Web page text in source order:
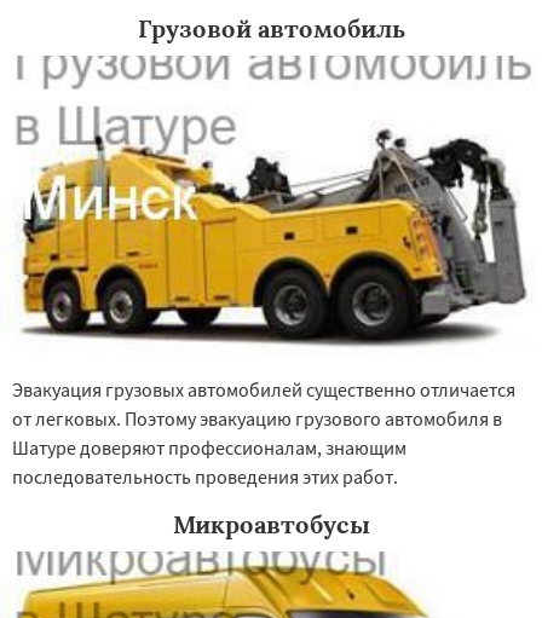
Электрогорск
Электроугли Яхрома Андреево
Белоомут
Большие Вяземы
Быково
Восход Деденево Жилево
Запрудная Заречье
Зеленоградск
Измайлово Икша Ильинский Красково
Лесной Лесной Городок Лопатино
Лотошино
Малаховка Менделеевск
Михнево
Монино
Некрасовское
Обухово
Октябрьский
Правдинский Решетниково
Родники
Свердловск
Северный
Грузовой автомобиль
Эвакуация грузовых автомобилей существенно отличается
от легковых. Поэтому эвакуацию грузового автомобиля в
Шатуре доверяют профессионалам, знающим
последовательность проведения этих работ.
Микроавтобусы
Даю согласие на обработку персональных данных